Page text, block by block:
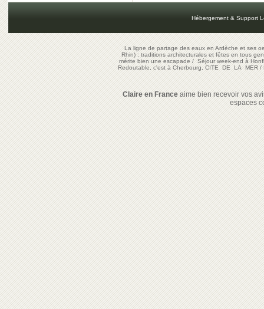
Hébergement & Support
La ligne de partage des eaux en Ardèche et ses
Rhin) : traditions architecturales et fêtes en tous
mérite bien une escapade/Séjour week-end à
Redoutable, c'est à Cherbourg, CITE DE LA MER/
Claire en Franceaime bien recevoir vos
espaces